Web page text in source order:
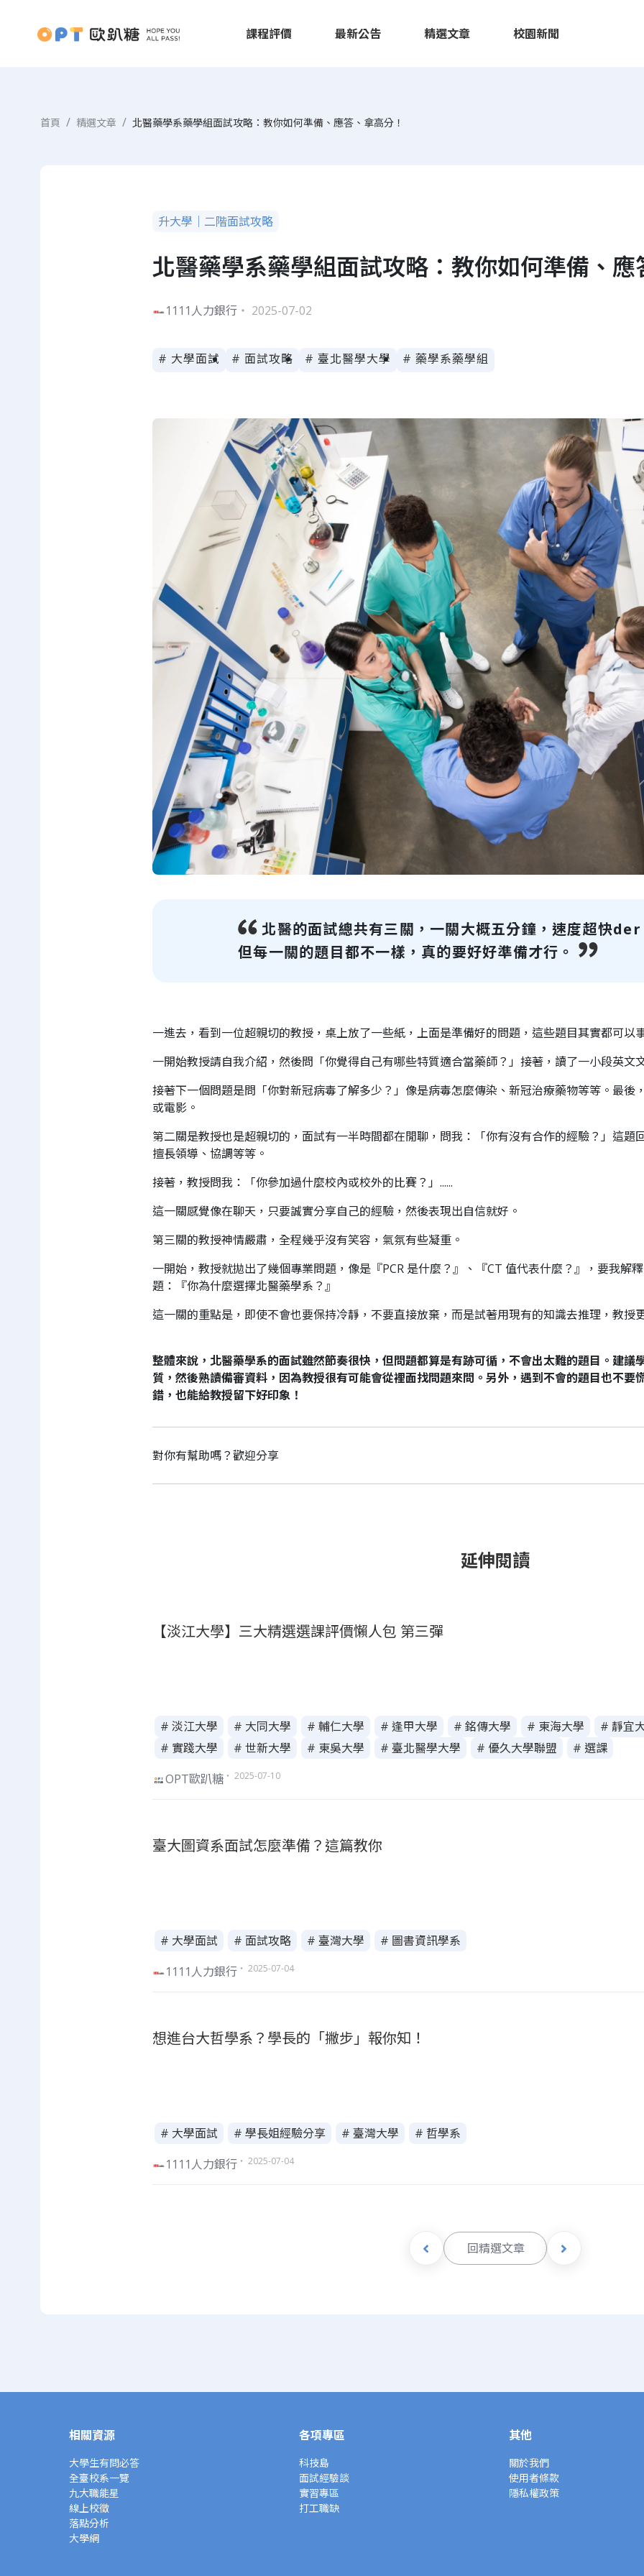
課程評價 最新公告 精選文章 校園新聞
首頁 精選文章 北醫藥學系藥學組面試攻略：教你如何準備、應答、拿高分！
升大學｜二階面試攻略
北醫藥學系藥學組面試攻略：教你如何準備、
1111人力銀行 ・ 2025-07-02
# 大學面試 # 面試攻略 # 臺北醫學大學 # 藥學系藥學組
北醫的面試總共有三關，一關大概五分鐘，速度超快
但每一關的題目都不一樣，真的要好好準備才行。
一進去，看到一位超親切的教授，桌上放了一些紙，上面是準備好的問題，這些題目其實都可以
一開始教授請自我介紹，然後問「你覺得自己有哪些特質適合當藥師？」接著，讀了一小段英文
接著下一個問題是問「你對新冠病毒了解多少？」像是病毒怎麼傳染、新冠治療藥物等等。最後
或電影。
第二關是教授也是超親切的，面試有一半時間都在閒聊，問我：「你有沒有合作的經驗？」這題
擅長領導、協調等等。
接著，教授問我：「你參加過什麼校內或校外的比賽？」......
這一關感覺像在聊天，只要誠實分享自己的經驗，然後表現出自信就好。
第三關的教授神情嚴肅，全程幾乎沒有笑容，氣氛有些凝重。
一開始，教授就拋出了幾個專業問題，像是『PCR 是什麼？』、『CT 值代表什麼？』，要我解
題：『你為什麼選擇北醫藥學系？』
這一關的重點是，即使不會也要保持冷靜，不要直接放棄，而是試著用現有的知識去推理，教授
整體來說，北醫藥學系的面試雖然節奏很快，但問題都算是有跡可循，不會出太難的題目。建議
質，然後熟讀備審資料，因為教授很有可能會從裡面找問題來問。另外，遇到不會的題目也不要
錯，也能給教授留下好印象！
對你有幫助嗎？歡迎分享
延伸閱讀
【淡江大學】三大精選選課評價懶人包 第三彈
# 淡江大學 # 大同大學 # 輔仁大學 # 逢甲大學 # 銘傳大學 # 東海大學
# 靜宜
# 實踐大學
# 世新大學 # 東吳大學 # 臺北醫學大學 # 優久大學聯盟
# 選課
OPT歐趴糖 ・ 2025-07-10
臺大圖資系面試怎麼準備？這篇教你
# 大學面試 # 面試攻略 # 臺灣大學
# 圖書資訊學系
1111人力銀行 ・ 2025-07-04
想進台大哲學系？學長的「撇步」報你知！
# 大學面試 # 學長姐經驗分享 # 臺灣大學
# 哲學系
1111人力銀行 ・ 2025-07-04
回精選文章
相關資源
大學生有問必答
全臺校系一覽
九大職能星
線上校徵
落點分析
大學網
各項專區
科技島
面試經驗談
實習專區
打工職缺
其他
關於我們
使用者條款
隱私權政策